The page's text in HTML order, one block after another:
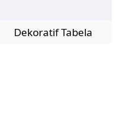
Dekoratif Tabela